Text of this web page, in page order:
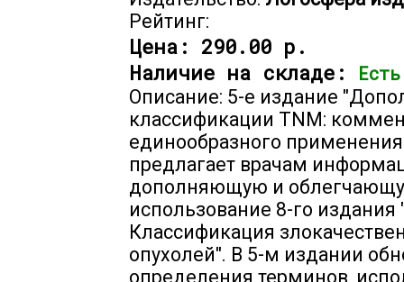
Рейтинг:
Цена: 290.00 р.
Наличие на складе:
Описание: 5-е издание
классификации TNM:
единообразного
предлагает врачам
дополняющую и
использование 8-го издания
Классификация
опухолей". В 5-м издании
определения терминов,